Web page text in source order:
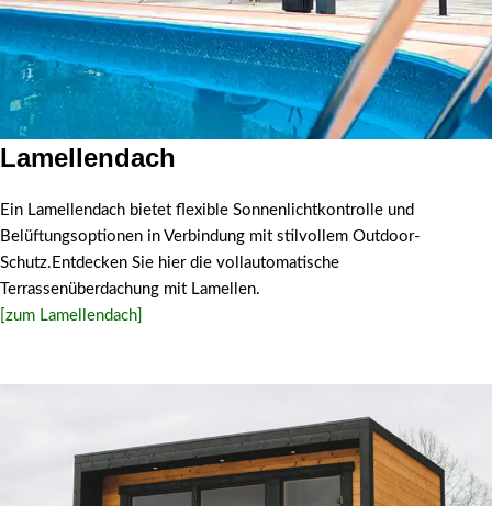
Lamellendach
Ein Lamellendach bietet flexible Sonnenlichtkontrolle und
Belüftungsoptionen in Verbindung mit stilvollem Outdoor-
Schutz.Entdecken Sie hier die vollautomatische
Terrassenüberdachung mit Lamellen.
[zum Lamellendach]
Saunazeit